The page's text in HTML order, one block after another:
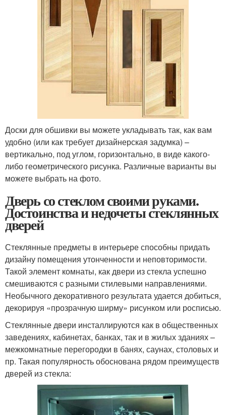
Доски для обшивки вы можете укладывать так, как вам
удобно (или как требует дизайнерская задумка) –
вертикально, под углом, горизонтально, в виде какого-
либо геометрического рисунка. Различные варианты вы
можете выбрать на фото.
Дверь со стеклом своими руками.
Достоинства и недочеты стеклянных
дверей
Стеклянные предметы в интерьере способны придать
дизайну помещения утонченности и неповторимости.
Такой элемент комнаты, как двери из стекла успешно
смешиваются с разными стилевыми направлениями.
Необычного декоративного результата удается добиться,
декорируя «прозрачную ширму» рисунком или росписью.
Стеклянные двери инсталлируются как в общественных
заведениях, кабинетах, банках, так и в жилых зданиях –
межкомнатные перегородки в банях, саунах, столовых и
пр. Такая популярность обоснована рядом преимуществ
дверей из стекла: